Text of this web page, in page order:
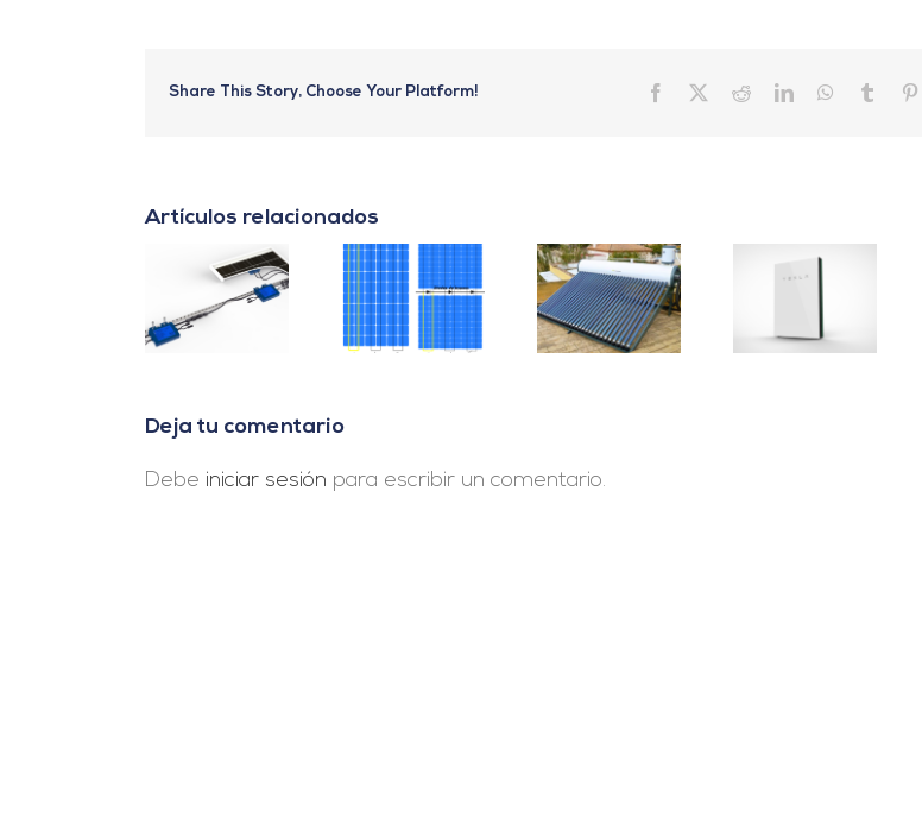
Share This Story, Choose Your Platform! Facebook RedditLinkedInWhatsApp
Tumblr
Artículos relacionados
Módulos
fotovoltaicos
de los
diferentes
tipos de
sistemas
solares
¿Son
rentables las
baterías en
los sistemas
conectados
Deja tu comentario
Debe iniciar sesión para escribir un comentario.